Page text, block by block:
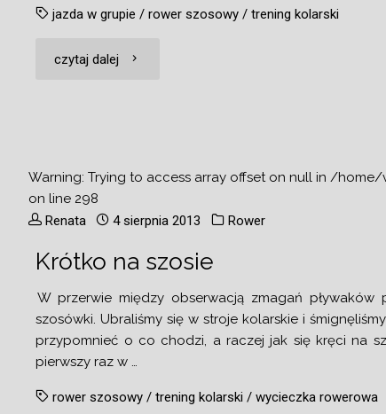
jazda w grupie /rower szosowy /trening kolarski
czytaj dalej "Trening
grupie"
Warning: Trying to access array offset on null in /home/
on line 298
Renata
4 sierpnia 2013 Rower
Krótko na szosie
W przerwie między obserwacją zmagań
szosówki. Ubraliśmy się w stroje kolarskie i
przypomnieć o co chodzi, a raczej jak się kręci na
pierwszy raz w …
rower szosowy /trening kolarski /wycieczka rowerowa